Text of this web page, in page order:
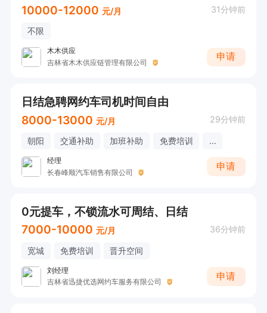
10000-12000 元/月 31分钟前
不限
木木供应
吉林省木木供应链管理有限公司
申请
日结急聘网约车司机时间自由
8000-13000 元/月 29分钟前
朝阳 交通补助 加班补助 免费培训 ...
经理
长春峰顺汽车销售有限公司
申请
0元提车，不锁流水可周结、日结
7000-10000 元/月 36分钟前
宽城 免费培训 晋升空间
刘经理
吉林省迅捷优选网约车服务有限公司
申请